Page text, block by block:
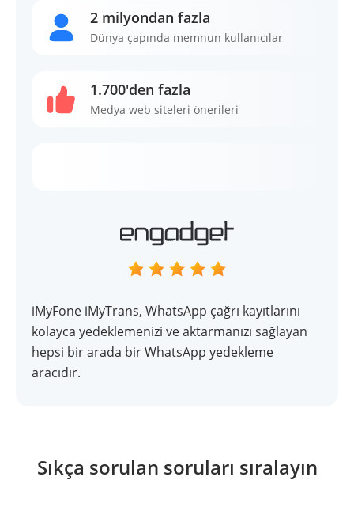
2 milyondan fazla
Dünya çapında memnun kullanıcılar
1.700'den fazla
Medya web siteleri önerileri
iMyFone iMyTrans, WhatsApp çağrı kayıtlarını
kolayca yedeklemenizi ve aktarmanızı sağlayan
hepsi bir arada bir WhatsApp yedekleme
aracıdır.
Sıkça sorulan soruları sıralayın